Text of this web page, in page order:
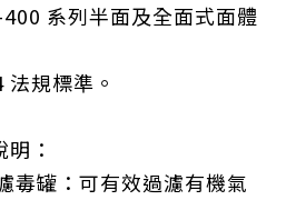
系列半面及全面式面體
規標準。
：
毒罐：可有效過濾有機氣